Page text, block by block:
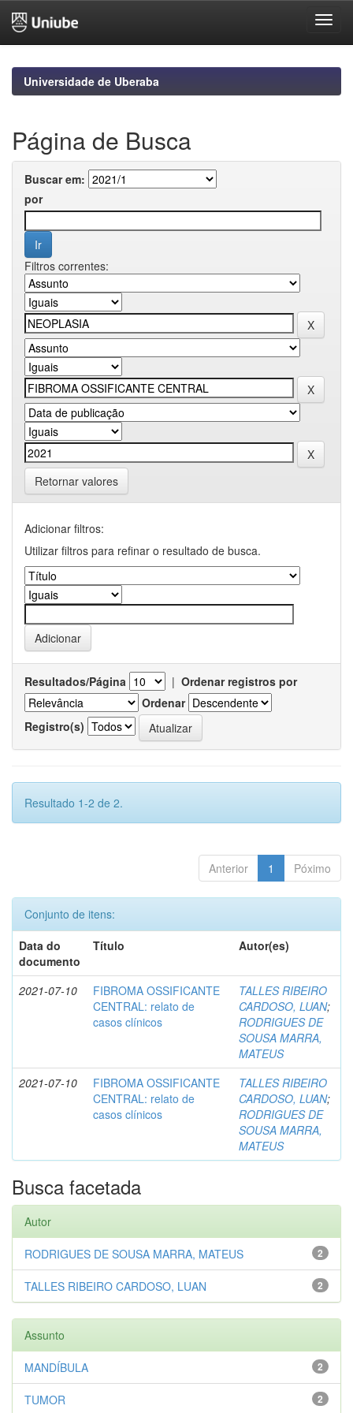
navigationUniversidade de Uberaba
Página de Busca
Buscar em:
por
Filtros correntes:
Retornar valores
Adicionar filtros:
Utilizar filtros para refinar o resultado de busca.
Resultados/Página | Ordenar registros por
Ordenar
Registro(s)
Resultado 1-2 de 2.
Anterior 1 Póximo
Conjunto de itens:
Data do
documento
Título Autor(es)
2021-07-10
FIBROMA OSSIFICANTE
CENTRAL: relato de
casos clínicos
TALLES RIBEIRO
CARDOSO, LUAN;
RODRIGUES DE
SOUSA MARRA,
MATEUS
2021-07-10
FIBROMA OSSIFICANTE
CENTRAL: relato de
casos clínicos
TALLES RIBEIRO
CARDOSO, LUAN;
RODRIGUES DE
SOUSA MARRA,
MATEUS
Busca facetada
Autor
2
RODRIGUES DE SOUSA MARRA, MATEUS
2
TALLES RIBEIRO CARDOSO, LUAN
Assunto
2
MANDÍBULA
2
TUMOR